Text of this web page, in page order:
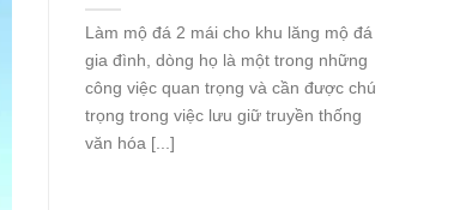
Làm mộ đá 2 mái cho khu lăng mộ đá
gia đình, dòng họ là một trong những
công việc quan trọng và cần được chú
trọng trong việc lưu giữ truyền thống
văn hóa [...]